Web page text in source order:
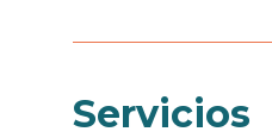
Servicios